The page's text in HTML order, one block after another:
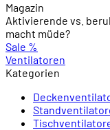
Magazin
Aktivierende vs.
macht müde?
Sale %
Ventilatoren
Kategorien